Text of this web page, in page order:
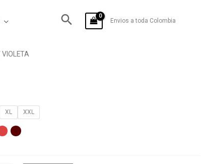
Envios a toda Colombia
VIOLETA
XL XXL